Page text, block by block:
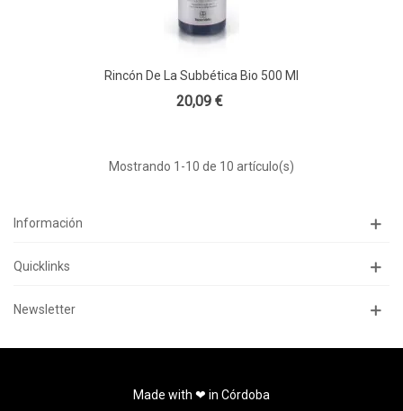
Rincón De La Subbética Bio 500 Ml
20,09 €
Mostrando 1 -10 de 10 artículo(s)
Información
Quicklinks
Newsletter
Made with ❤ in Córdoba